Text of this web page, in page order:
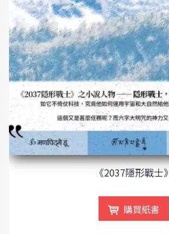
《2037隱形戰士》
購買紙書